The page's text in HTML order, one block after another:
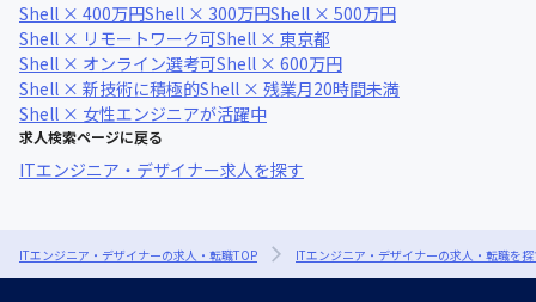
Shell × 400万円Shell × 300万円Shell × 500万円
Shell × リモートワーク可Shell × 東京都
Shell × オンライン選考可Shell × 600万円
Shell × 新技術に積極的Shell × 残業月20時間未満
Shell × 女性エンジニアが活躍中
求人検索ページに戻る
ITエンジニア・デザイナー求人を探す
ITエンジニア・デザイナーの求人・転職TOP ITエンジニア・デザイナーの求人・転職を